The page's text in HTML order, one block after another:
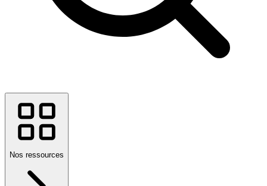
Nos ressources